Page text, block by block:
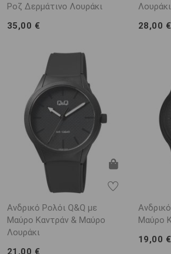
Ροζ Δερμάτινο Λουράκι
35,00 €
Λουράκι
28,00 €
Ανδρικό Ρολόι Q&Q με
Μαύρο Καντράν & Μαύρο
Λουράκι
21,00 €
Μαύρο
19,00 €